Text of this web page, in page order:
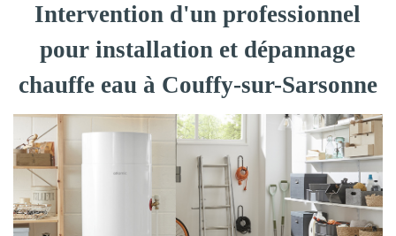
Intervention d'un professionnel
pour installation et dépannage
chauffe eau à Couffy-sur-Sarsonne